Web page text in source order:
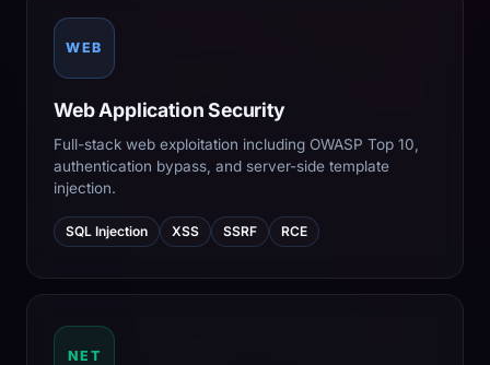
WEB
Web Application Security
Full-stack web exploitation including OWASP Top 10,
authentication bypass, and server-side template
injection.
SQL Injection XSS SSRF RCE
NET